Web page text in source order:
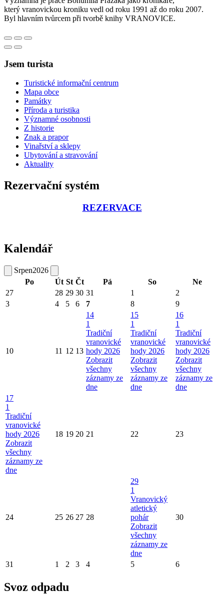
který vranovickou kroniku vedl od roku 1991 až do roku 2007.
Byl hlavním tvůrcem při tvorbě knihy VRANOVICE.
Jsem turista
Turistické informační centrum
Mapa obce
Památky
Příroda a turistika
Významné osobnosti
Z historie
Znak a prapor
Vinařství a sklepy
Ubytování a stravování
Aktuality
Rezervační systém
REZERVACE
Kalendář
Srpen2026
Po
Út St Čt Pá So
Ne
27
28 29 30 31 1
2
3
4 5 6 7 8 9
10 11 12 13
14
1
Tradiční
vranovické
hody 2026
Zobrazit
všechny
záznamy ze
dne
15
1
Tradiční
vranovické
hody 2026
Zobrazit
všechny
záznamy ze
dne
16
1
Tradiční
vranovické
hody 2026
Zobrazit
všechny
záznamy ze
dne
17
1
Tradiční
vranovické
hody 2026
Zobrazit
všechny
záznamy ze
dne
18 19 20 21 22 23
24 25 26 27 28
29
1
Vranovický
atletický
pohár
Zobrazit
všechny
záznamy ze
dne
30
31 1 2 3 4 5 6
Svoz odpadu